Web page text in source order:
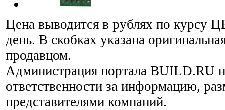
Цена выводится в рублях по курсу
день. В скобках указана
продавцом.
Администрация портала BUILD.RU
ответственности за информацию,
представителями компаний.